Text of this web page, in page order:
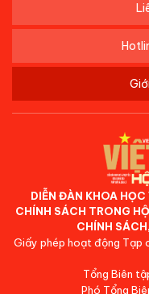
DIỄN ĐÀN KHOA
CHÍNH SÁCH TRONG
CHÍNH
Giấy phép hoạt động Tạp
Tổng Biên
Phó Tổng